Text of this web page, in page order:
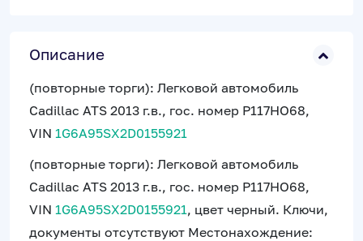
Описание
(повторные торги): Легковой автомобиль
Cadillac ATS 2013 г.в., гос. номер P117НО68,
VIN 1G6A95SX2D0155921
(повторные торги): Легковой автомобиль
Cadillac ATS 2013 г.в., гос. номер P117НО68,
VIN 1G6A95SX2D0155921, цвет черный. Ключи,
документы отсутствуют Местонахождение: